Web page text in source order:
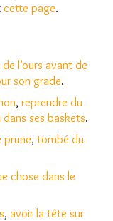
cette page.
l’ours avant de
son grade.
, reprendre du
ses baskets.
prune, tombé du
chose dans le
, avoir la tête sur